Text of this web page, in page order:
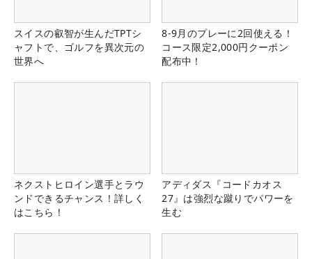
スイスの叡智が生んだTPTシ
ャフトで、ゴルフを異次元の
世界へ
8-9月のプレーに2回使える！
コース限定2,000円クーポン
配布中！
ネクストヒロイン選手とラウ
ンドできるチャンス！詳しく
はこちら！
アディダス『コードカオス
27』は強烈な蹴りでパワーを
生む